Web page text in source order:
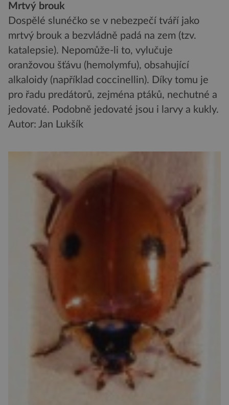
Mrtvý brouk
Dospělé slunéčko se v nebezpečí tváří jako
mrtvý brouk a bezvládně padá na zem (tzv.
katalepsie). Nepomůže-li to, vylučuje
oranžovou šťávu (hemolymfu), obsahující
alkaloidy (například coccinellin). Díky tomu je
pro řadu predátorů, zejména ptáků, nechutné a
jedovaté. Podobně jedovaté jsou i larvy a kukly.
Autor: Jan Lukšík